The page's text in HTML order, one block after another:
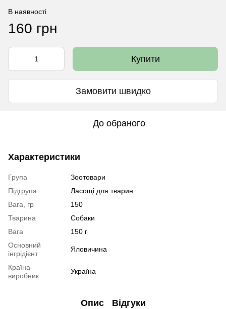
В наявності
160 грн
Купити
Замовити швидко
До обраного
Характеристики
Група
Зоотовари
Підгрупа
Ласощі для тварин
Вага, гр
150
Тварина
Собаки
Вага
150 г
Основний
інгрідієнт
Яловичина
Країна-
виробник
Україна
Опис Відгуки